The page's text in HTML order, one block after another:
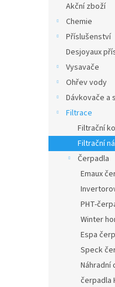
Akční zboží
Chemie
Příslušenství
Desjoyaux
Vysavače
Ohřev vody
Dávkovače a
Filtrace
Filtrační
Filtrační
Čerpadla
Emaux
PHT-
Winter
Espa
Speck
Náhradní
čerpadla